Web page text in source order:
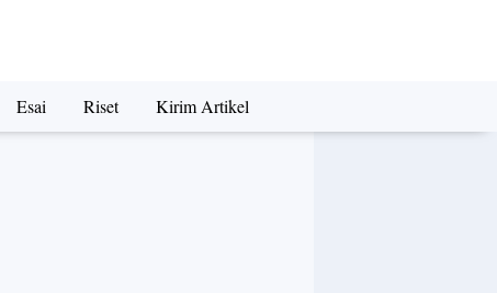
Esai Riset Kirim Artikel